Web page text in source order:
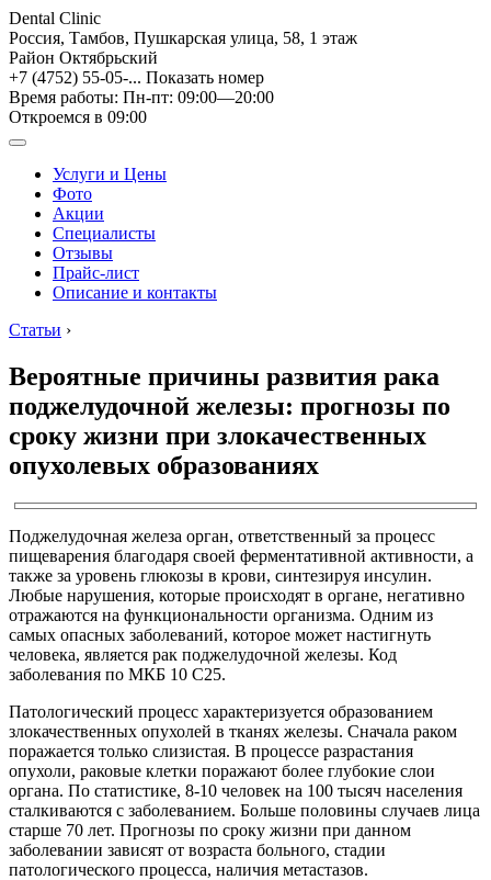
Dental Clinic
Россия, Тамбов, Пушкарская улица, 58, 1 этаж
Район Октябрьский
+7 (4752) 55-05-... Показать номер
Время работы: Пн-пт: 09:00—20:00
Откроемся в 09:00
Услуги и Цены
Фото
Акции
Специалисты
Отзывы
Прайс-лист
Описание и контакты
Статьи ›
Вероятные причины развития рака
поджелудочной железы: прогнозы по
сроку жизни при злокачественных
опухолевых образованиях
Поджелудочная железа орган, ответственный за процесс
пищеварения благодаря своей ферментативной активности, а
также за уровень глюкозы в крови, синтезируя инсулин.
Любые нарушения, которые происходят в органе, негативно
отражаются на функциональности организма. Одним из
самых опасных заболеваний, которое может настигнуть
человека, является рак поджелудочной железы. Код
заболевания по МКБ 10 С25.
Патологический процесс характеризуется образованием
злокачественных опухолей в тканях железы. Сначала раком
поражается только слизистая. В процессе разрастания
опухоли, раковые клетки поражают более глубокие слои
органа. По статистике, 8-10 человек на 100 тысяч населения
сталкиваются с заболеванием. Больше половины случаев лица
старше 70 лет. Прогнозы по сроку жизни при данном
заболевании зависят от возраста больного, стадии
патологического процесса, наличия метастазов.